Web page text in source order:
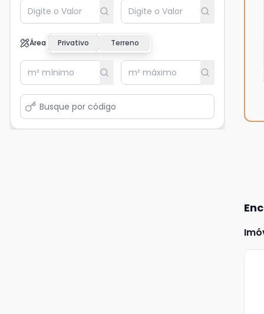
Área Privativo Terreno